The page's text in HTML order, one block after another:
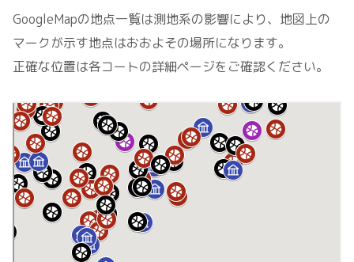
GoogleMapの地点一覧は測地系の影響により、地図上の
マークが示す地点はおおよその場所になります。
正確な位置は各コートの詳細ページをご確認ください。